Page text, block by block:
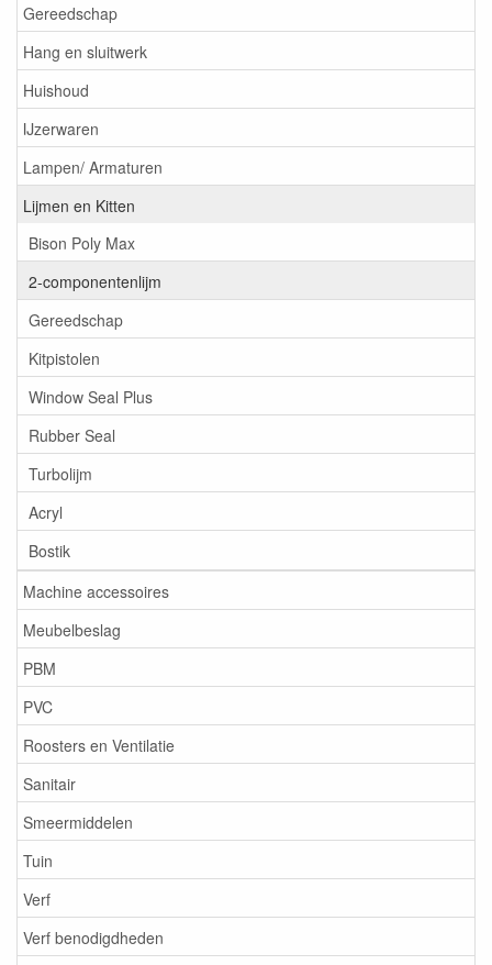
Gereedschap
Hang en sluitwerk
Huishoud
IJzerwaren
Lampen/ Armaturen
Lijmen en Kitten
Bison Poly Max
2-componentenlijm
Gereedschap
Kitpistolen
Window Seal Plus
Rubber Seal
Turbolijm
Acryl
Bostik
Machine accessoires
Meubelbeslag
PBM
PVC
Roosters en Ventilatie
Sanitair
Smeermiddelen
Tuin
Verf
Verf benodigdheden